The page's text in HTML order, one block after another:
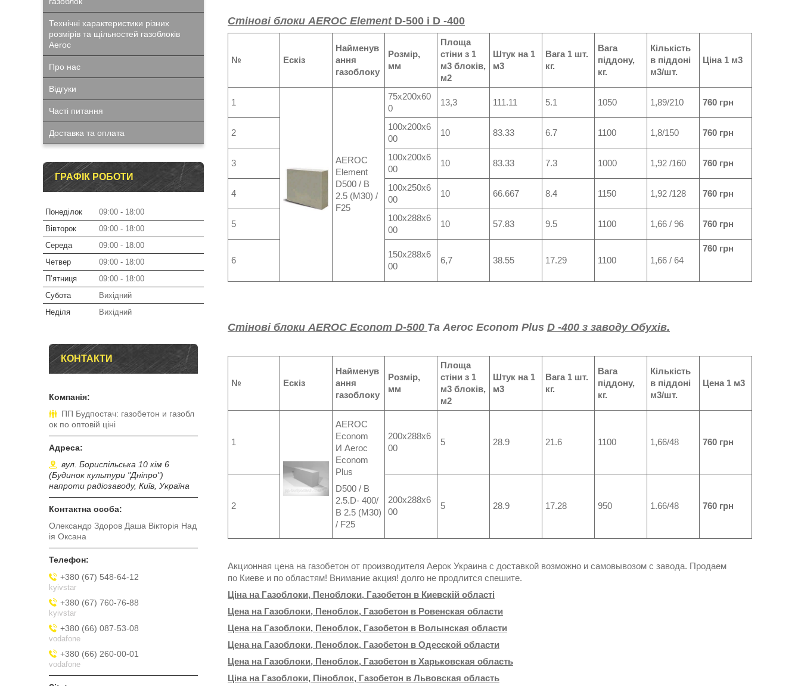
Стінові блоки AEROC Element D-500 і D -400
№ Ескіз
Найменув
ання
газоблоку
Розмір,
мм
Площа
стіни з 1
м3 блоків,
м2
Штук на 1
м3
Вага 1 шт.
кг.
Вага
піддону,
кг.
Кількість
в піддоні
м3/шт.
Ціна 1 м3
1
AEROC
Element
D500 / B
2.5 (M30) /
F25
75x200x60
0
13,3 111.11 5.1 1050 1,89/210 760 грн
2
100х200х6
00
10 83.33 6.7 1100 1,8/150 760 грн
3
100х200х6
00
10 83.33 7.3 1000 1,92 /160 760 грн
4
100x250x6
00
10 66.667 8.4 1150 1,92 /128 760 грн
5
100x288x6
00
10 57.83 9.5 1100 1,66 / 96 760 грн
6
150x288x6
00
6,7 38.55 17.29 1100 1,66 / 64
760 грн
Стінові блоки AEROC Econom D-500 Та Aeroc Econom Plus D -400 з заводу Обухів.
№ Ескіз
Найменув
ання
газоблоку
Розмір,
мм
Площа
стіни з 1
м3 блоків,
м2
Штук на 1
м3
Вага 1 шт.
кг.
Вага
піддону,
кг.
Кількість
в піддоні
м3/шт.
Цена 1 м3
1
AEROC
Econom
И Aeroc
Econom
Plus
D500 / B
2.5.D- 400/
B 2.5 (M30)
/ F25
200x288x6
00
5 28.9 21.6 1100 1,66/48 760 грн
2
200x288x6
00
5 28.9 17.28 950 1.66/48 760 грн
Акционная цена на газобетон от производителя Аерок Украина с доставкой возможно и самовывозом с завода. Продаем
по Киеве и по областям! Внимание акция! долго не продлится спешите.
Ціна на Газоблоки, Пеноблоки, Газобетон в Киевскій області
Цена на Газоблоки, Пеноблок, Газобетон в Ровенская области
Цена на Газоблоки, Пеноблок, Газобетон в Волынская области
Цена на Газоблоки, Пеноблок, Газобетон в Одесской области
Цена на Газоблоки, Пеноблок, Газобетон в Харьковская область
Ціна на Газоблоки, Піноблок, Газобетон в Львовская область
Технічні характеристики різних
розмірів та щільностей газоблоків
Aeroc
Про нас
Відгуки
Часті питання
Доставка та оплата
ГРАФІК РОБОТИ
Понеділок 09:00
18:00
Вівторок
09:00
18:00
Середа
09:00
18:00
Четвер
09:00
18:00
Пʼятниця
09:00
18:00
Субота
Вихідний
Неділя
Вихідний
КОНТАКТИ
ПП Будпостач: газобетон и газобл
ок по оптовій ціні
вул. Бориспільська 10 кім 6
(Будинок культури "Дніпро")
напроти радіозаводу, Київ, Україна
Олександр Здоров Даша Вікторія Над
ія Оксана
+380 (67) 548-64-12
kyivstar
+380 (67) 760-76-88
kyivstar
+380 (66) 087-53-08
vodafone
+380 (66) 260-00-01
vodafone